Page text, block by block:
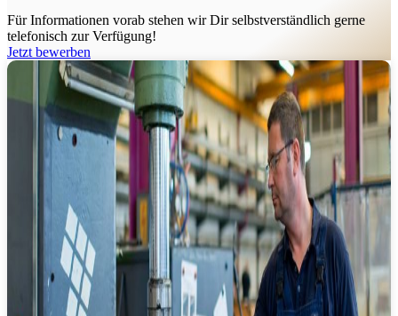
Für Informationen vorab stehen wir Dir selbstverständlich gerne
telefonisch zur Verfügung!
Jetzt bewerben